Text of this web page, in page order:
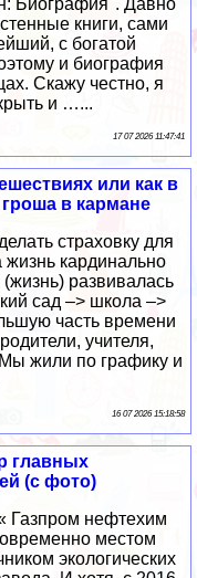
Биография". Давно
книги, сами
с богатой
и биография
Скажу честно, я
и …...
17 07 2026 11:47:41
или как в
гроша в кармане
страховку для
кардинально
развивалась
сад –> школа –>
часть времени
учителя,
Мы жили по графику и
16 07 2026 15:18:58
главных
(с фото)
Газпром нефтехим
местом
экологических